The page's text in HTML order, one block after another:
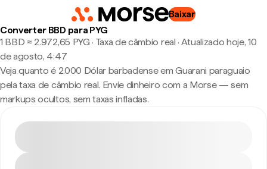
Baixar
Converter BBD para PYG
1 BBD ≈ 2.972,65 PYG · Taxa de câmbio real · Atualizado hoje, 10
de agosto, 4:47
Veja quanto é 2.000 Dólar barbadense em Guarani paraguaio
pela taxa de câmbio real. Envie dinheiro com a Morse — sem
markups ocultos, sem taxas infladas.